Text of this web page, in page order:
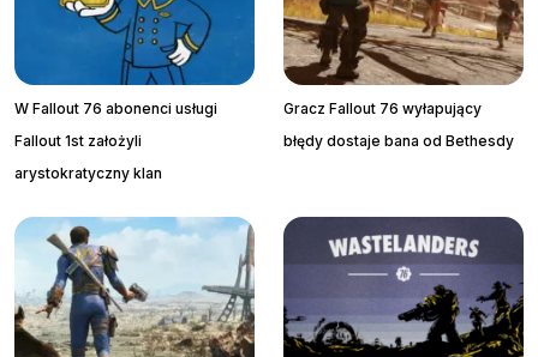
W Fallout 76 abonenci usługi
Fallout 1st założyli
arystokratyczny klan
Gracz Fallout 76 wyłapujący
błędy dostaje bana od Bethesdy